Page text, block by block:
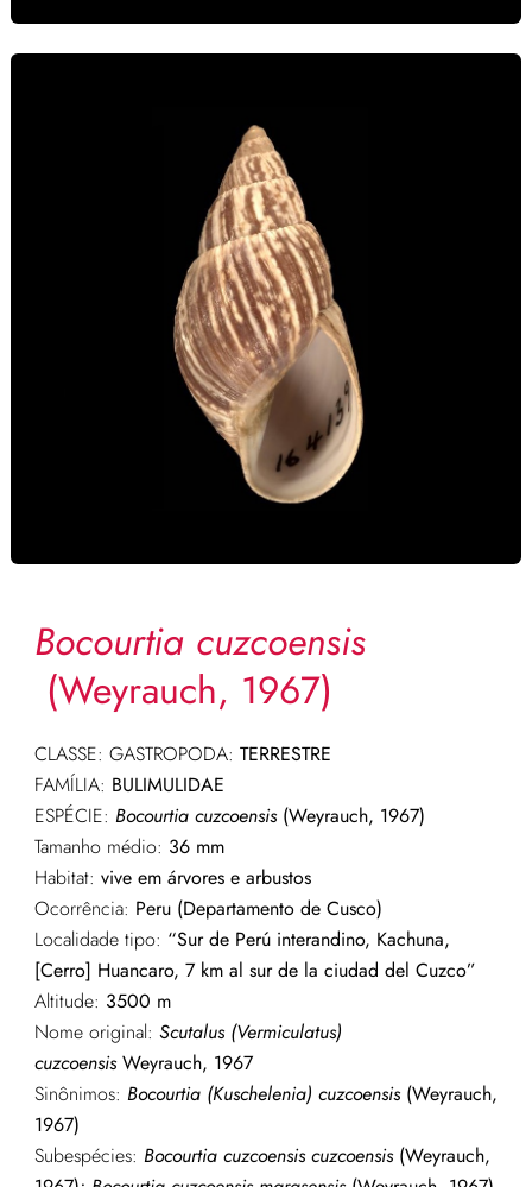
Bocourtia cuzcoensis
(Weyrauch, 1967)
CLASSE: GASTROPODA: TERRESTRE
FAMÍLIA: BULIMULIDAE
ESPÉCIE: Bocourtia cuzcoensis(Weyrauch, 1967)
Tamanho médio: 36 mm
Habitat: vive em árvores e arbustos
Ocorrência: Peru (Departamento de Cusco)
Localidade tipo: “Sur de Perú interandino, Kachuna,
[Cerro] Huancaro, 7 km al sur de la ciudad del Cuzco”
Altitude: 3500 m
Nome original: Scutalus (Vermiculatus)
cuzcoensisWeyrauch, 1967
Sinônimos: Bocourtia (Kuschelenia) cuzcoensis(Weyrauch,
1967)
Subespécies: Bocourtia cuzcoensis cuzcoensis(Weyrauch,